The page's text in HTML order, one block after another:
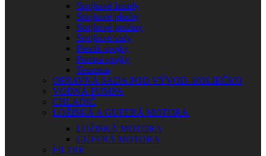
Spojkové lamely
Spojkové plechy
Spojkové pružiny
Spojkové sady
Piestik spojky
Pumpa spojky
Tesnenia
OPRAVNÁ SADA POD VÝVOD. KOLIEČKO
VODNÁ PUMPA
CHLADIČ
LOŽISKÁ A GUFERÁ MOTORA
LOŽISKÁ MOTORA
GUFERÁ MOTORA
FILTRE